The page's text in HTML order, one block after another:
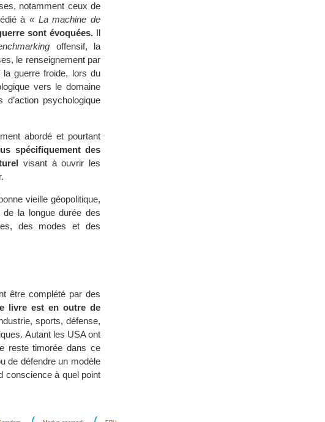
notamment ceux de
à « La machine de
sont évoquées. Il
offensif, la
le renseignement par
guerre froide, lors du
vers le domaine
psychologique
abordé et pourtant
spécifiquement des
visant à ouvrir les
vieille géopolitique,
de la longue durée des
des modes et des
être complété par des
livre est en outre de
sports, défense,
Autant les USA ont
reste timorée dans ce
de défendre un modèle
conscience à quel point